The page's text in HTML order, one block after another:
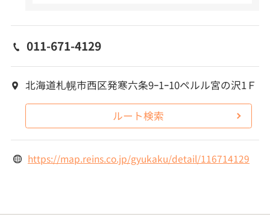
011-671-4129
北海道札幌市西区発寒六条9ｰ1ｰ10ペルル宮の沢1Ｆ
ルート検索
https://map.reins.co.jp/gyukaku/detail/116714129